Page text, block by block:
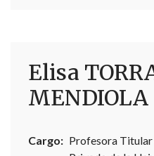
Elisa
MENDIOLA
Cargo: Profesora